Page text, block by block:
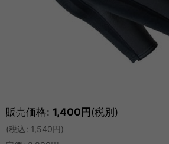
販売価格: 1,400円(税別)
(税込: 1,540円)